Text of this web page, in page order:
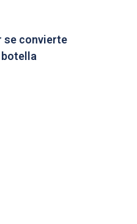
se convierte
botella